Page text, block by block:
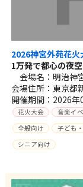
2026神宮外苑花火
1万発で都心の夜
会場名：明治神
会場住所：東京都
開催期間：2026
花火大会
音楽イ
全般向け
子ども
シニア向け